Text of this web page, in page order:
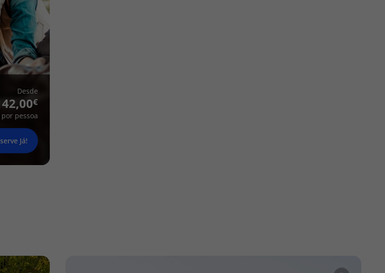
Desde
por pessoa
Já!